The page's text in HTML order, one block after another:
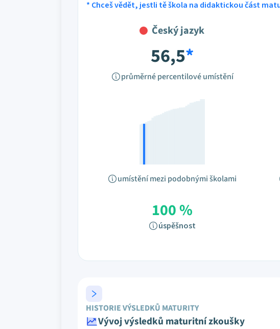
* Chceš vědět, jestli tě škola na didaktickou část
Český jazyk
56,5*
průměrné percentilové umístění
umístění mezi podobnými školami
100 %
úspěšnost
HISTORIE VÝSLEDKŮ MATURITY
Vývoj výsledků maturitní zkoušky